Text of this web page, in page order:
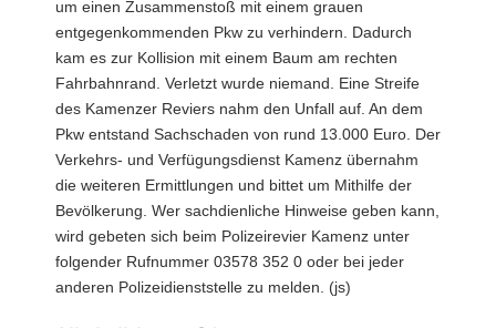
um einen Zusammenstoß mit einem grauen
entgegenkommenden Pkw zu verhindern. Dadurch
kam es zur Kollision mit einem Baum am rechten
Fahrbahnrand. Verletzt wurde niemand. Eine Streife
des Kamenzer Reviers nahm den Unfall auf. An dem
Pkw entstand Sachschaden von rund 13.000 Euro. Der
Verkehrs- und Verfügungsdienst Kamenz übernahm
die weiteren Ermittlungen und bittet um Mithilfe der
Bevölkerung. Wer sachdienliche Hinweise geben kann,
wird gebeten sich beim Polizeirevier Kamenz unter
folgender Rufnummer 03578 352 0 oder bei jeder
anderen Polizeidienststelle zu melden. (js)